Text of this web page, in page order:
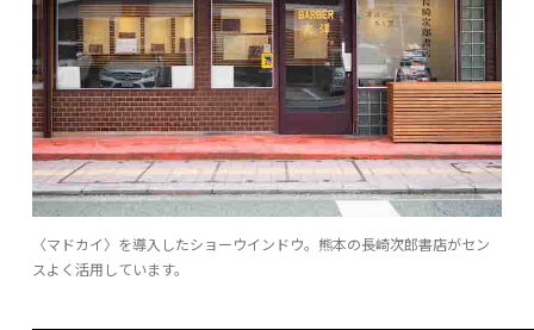
〈マドカイ〉を導入したショーウインドウ。熊本の長崎次郎書店がセン
スよく活用しています。